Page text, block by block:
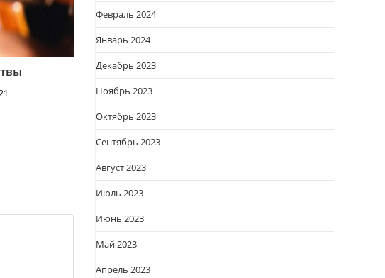
Февраль 2024
Январь 2024
Декабрь 2023
Ноябрь 2023
Октябрь 2023
Сентябрь 2023
Август 2023
Июль 2023
Июнь 2023
Май 2023
Апрель 2023